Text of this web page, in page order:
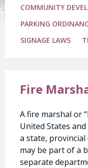
COMMUNITY
PARKING
SIGNAGE LAWS
Fire
A fire marshal or
United States
a state,
may be part of a
separate